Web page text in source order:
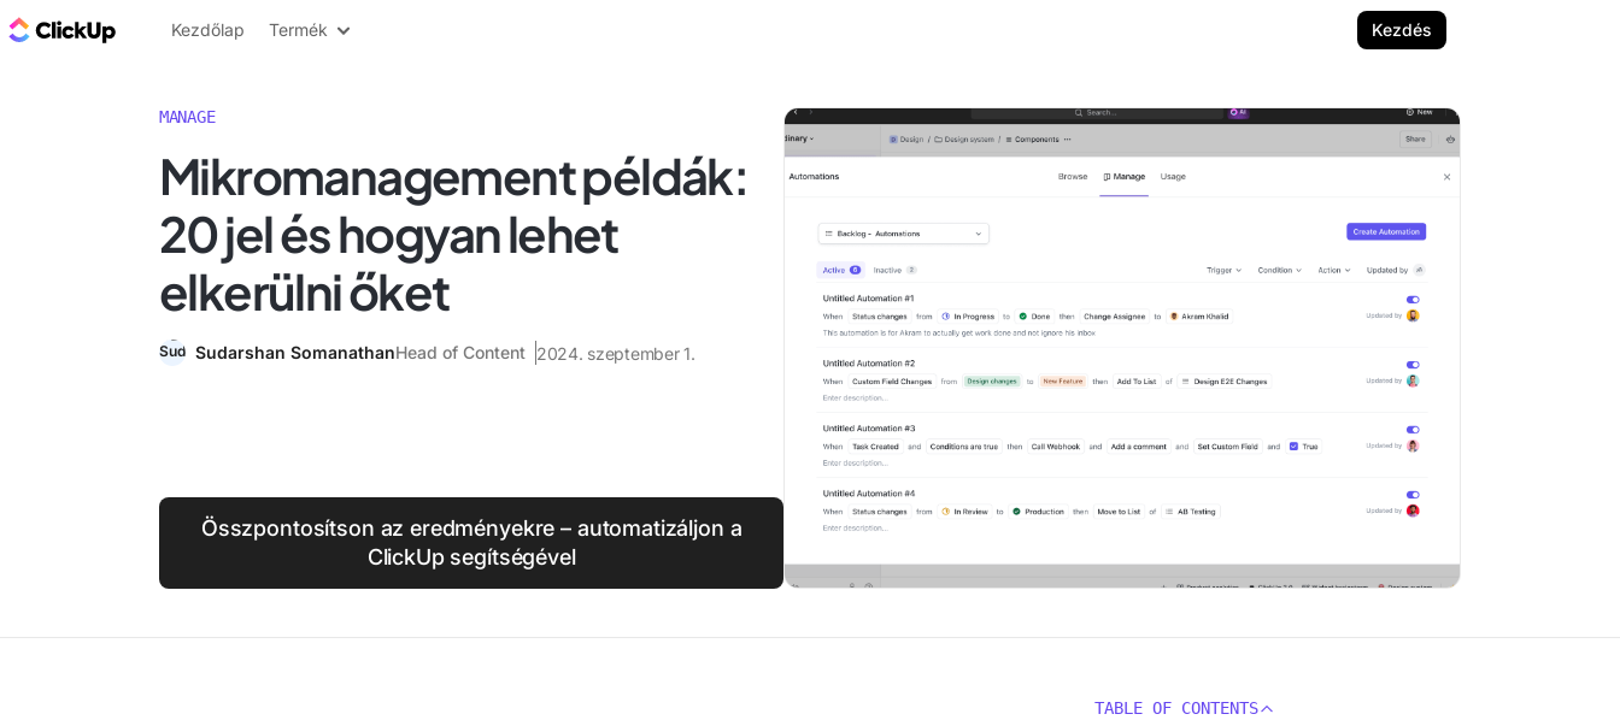
ClickUp blog
Kezdőlap Termék Kezdés
MANAGE
Mikromanagement példák:
20 jel és hogyan lehet
elkerülni őket
Sudarshan SomanathanHead of Content 2024. szeptember 1.
Összpontosítson az eredményekre – automatizáljon a
ClickUp segítségével
TABLE OF CONTENTS